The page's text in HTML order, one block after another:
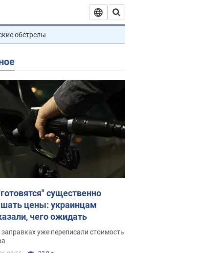
обстрелы
существенно
цены: украинцам
чего ожидать
уже переписали стоимость